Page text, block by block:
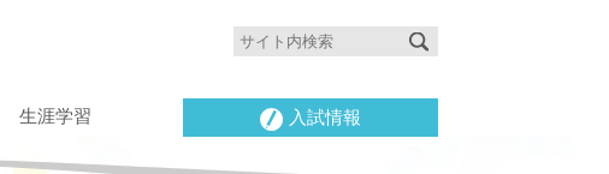
生涯学習 入試情報